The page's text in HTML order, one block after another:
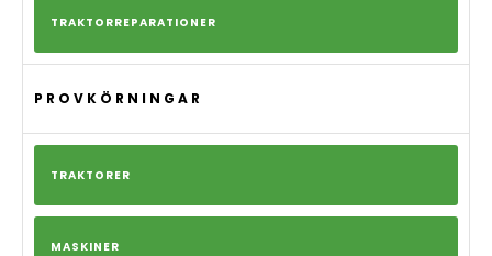
TRAKTORREPARATIONER
PROVKÖRNINGAR
TRAKTORER
MASKINER